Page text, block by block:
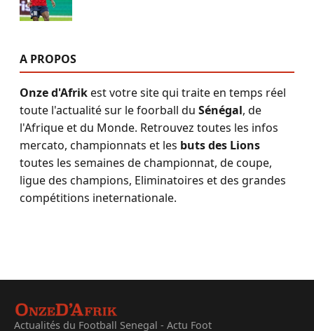
A PROPOS
Onze d'Afrikest votre site qui traite en temps réel
toute l'actualité sur le foorball du Sénégal, de
l'Afrique et du Monde. Retrouvez toutes les infos
mercato, championnats et les buts des Lions
toutes les semaines de championnat, de coupe,
ligue des champions, Eliminatoires et des grandes
compétitions ineternationale.
Actualités du Football Senegal - Actu Foot